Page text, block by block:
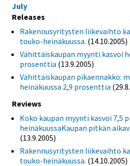
July
Releases
Rakennusyritysten liikevaihto
touko-heinäkuussa. (14.10.2005)
Vähittäiskaupan myynti kasvoi
prosenttia (13.9.2005)
Vähittäiskaupan pikaennakko:
heinäkuussa 2,9 prosenttia
Reviews
Koko kaupan myynti kasvoi 7,5
heinäkuussaKaupan pitkän
(13.9.2005)
Rakennusyritysten liikevaihto
touko-heinäkuussa. (14.10.2005)